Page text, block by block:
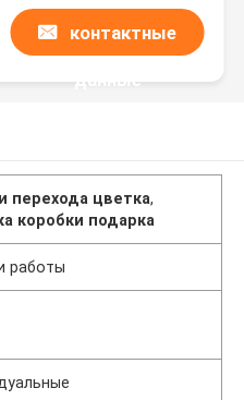
контактные
данные
перехода цветка,
коробки подарка
работы